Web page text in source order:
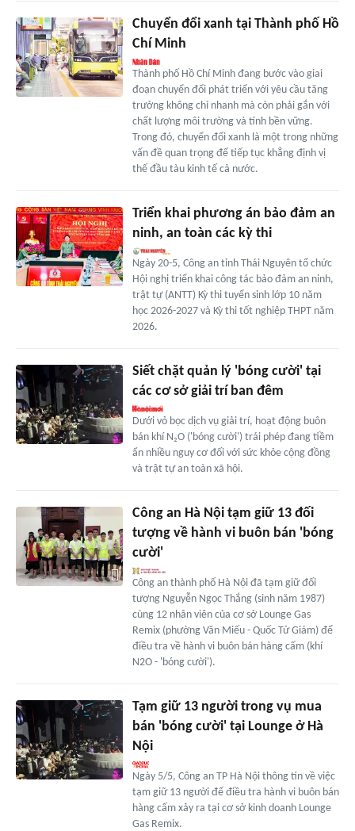
Chuyển đổi xanh tại Thành phố Hồ
Chí Minh
Thành phố Hồ Chí Minh đang bước vào giai
đoạn chuyển đổi phát triển với yêu cầu tăng
trưởng không chỉ nhanh mà còn phải gắn với
chất lượng môi trường và tính bền vững.
Trong đó, chuyển đổi xanh là một trong những
vấn đề quan trọng để tiếp tục khẳng định vị
thế đầu tàu kinh tế cả nước.
Triển khai phương án bảo đảm an
ninh, an toàn các kỳ thi
Ngày 20-5, Công an tỉnh Thái Nguyên tổ chức
Hội nghị triển khai công tác bảo đảm an ninh,
trật tự (ANTT) Kỳ thi tuyển sinh lớp 10 năm
học 2026-2027 và Kỳ thi tốt nghiệp THPT năm
2026.
Siết chặt quản lý 'bóng cười' tại
các cơ sở giải trí ban đêm
Dưới vỏ bọc dịch vụ giải trí, hoạt động buôn
bán khí N₂O ('bóng cười') trái phép đang tiềm
ẩn nhiều nguy cơ đối với sức khỏe cộng đồng
và trật tự an toàn xã hội.
Công an Hà Nội tạm giữ 13 đối
tượng về hành vi buôn bán 'bóng
cười'
Công an thành phố Hà Nội đã tạm giữ đối
tượng Nguyễn Ngọc Thắng (sinh năm 1987)
cùng 12 nhân viên của cơ sở Lounge Gas
Remix (phường Văn Miếu - Quốc Tử Giám) để
điều tra về hành vi buôn bán hàng cấm (khí
N2O - 'bóng cười').
Tạm giữ 13 người trong vụ mua
bán 'bóng cười' tại Lounge ở Hà
Nội
Ngày 5/5, Công an TP Hà Nội thông tin về việc
tạm giữ 13 người để điều tra hành vi buôn bán
hàng cấm xảy ra tại cơ sở kinh doanh Lounge
Gas Remix.